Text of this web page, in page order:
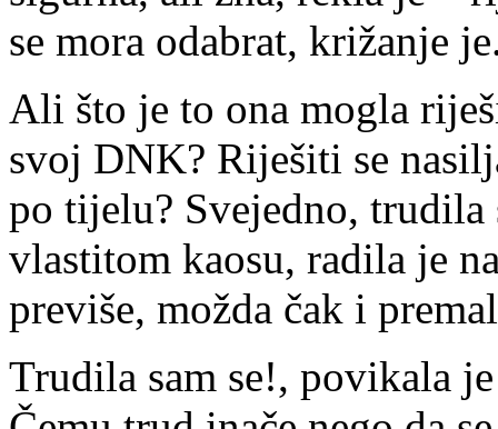
se mora odabrat, križanje
Ali što je to ona mogla
svoj DNK? Riješiti se
po tijelu? Svejedno, trudila
vlastitom kaosu, radila je
previše, možda čak i
Trudila sam se!, povikala